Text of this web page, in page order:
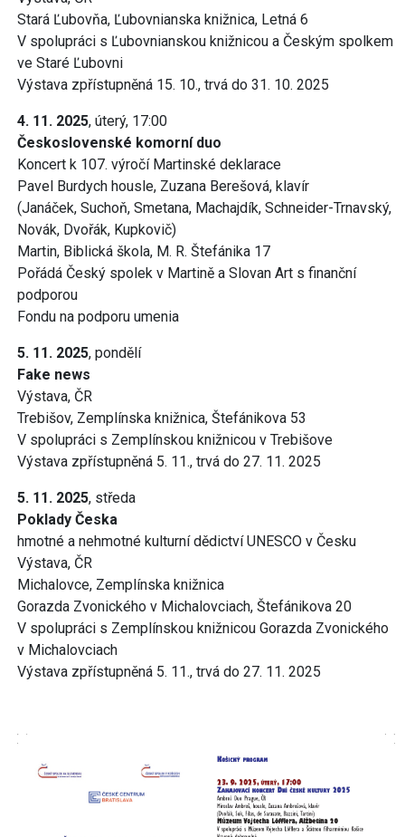
Stará Ľubovňa, Ľubovnianska knižnica, Letná 6
V spolupráci s Ľubovnianskou knižnicou a Českým spolkem
ve Staré Ľubovni
Výstava zpřístupněná 15. 10., trvá do 31. 10. 2025
4. 11. 2025, úterý, 17:00
Československé komorní duo
Koncert k 107. výročí Martinské deklarace
Pavel Burdych housle, Zuzana Berešová, klavír
(Janáček, Suchoň, Smetana, Machajdík, Schneider-Trnavský,
Novák, Dvořák, Kupkovič)
Martin, Biblická škola, M. R. Štefánika 17
Pořádá Český spolek v Martině a Slovan Art s finanční
podporou
Fondu na podporu umenia
5. 11. 2025, pondělí
Fake news
Výstava, ČR
Trebišov, Zemplínska knižnica, Štefánikova 53
V spolupráci s Zemplínskou knižnicou v Trebišove
Výstava zpřístupněná 5. 11., trvá do 27. 11. 2025
5. 11. 2025, středa
Poklady Česka
hmotné a nehmotné kulturní dědictví UNESCO v Česku
Výstava, ČR
Michalovce, Zemplínska knižnica
Gorazda Zvonického v Michalovciach, Štefánikova 20
V spolupráci s Zemplínskou knižnicou Gorazda Zvonického
v Michalovciach
Výstava zpřístupněná 5. 11., trvá do 27. 11. 2025